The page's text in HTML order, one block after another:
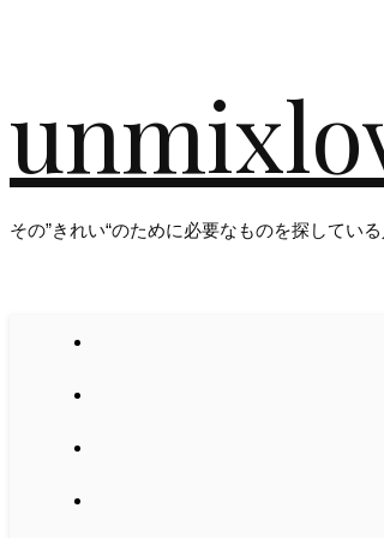
その”きれい“のために必要なものを探している